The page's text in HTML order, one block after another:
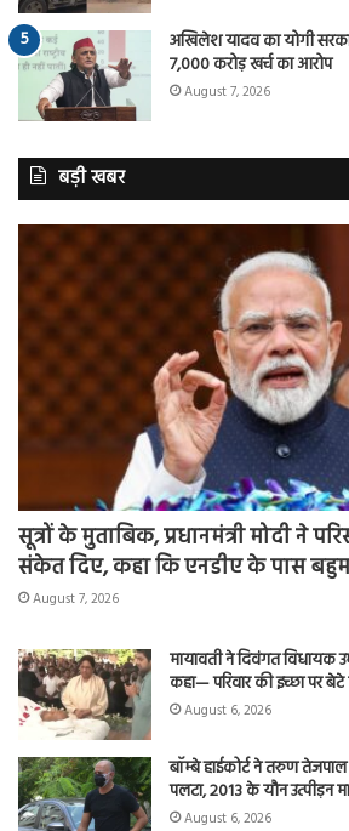
अखिलेश यादव का योगी
7,000 करोड़ खर्च का आरोप
August 7, 2026
बड़ी खबर
सूत्रों के मुताबिक, प्रधानमंत्री मोदी ने
संकेत दिए, कहा कि एनडीए के पास
August 7, 2026
मायावती ने दिवंगत विधायक
कहा— परिवार की इच्छा पर
August 6, 2026
बॉम्बे हाईकोर्ट ने तरुण
पलटा, 2013 के यौन उत्पीड़न
August 6, 2026